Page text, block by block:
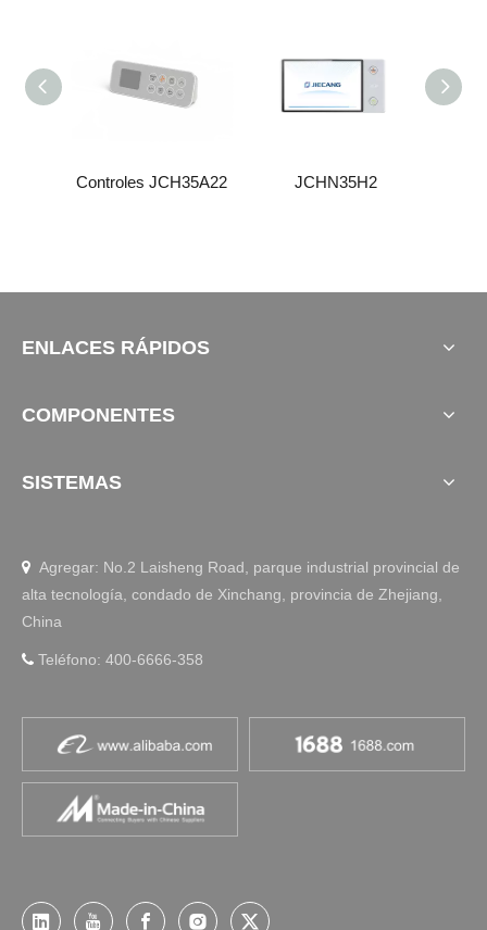
Controles JCH35A22 JCHN35H2
ENLACES RÁPIDOS
COMPONENTES
SISTEMAS
 Agregar: No.2 Laisheng Road, parque industrial provincial de
alta tecnología, condado de Xinchang, provincia de Zhejiang,
China
 Teléfono: 400-6666-358